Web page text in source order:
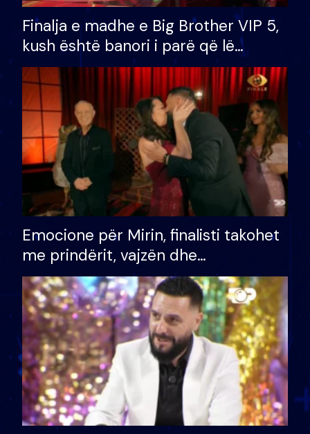
Finalja e madhe e Big Brother VIP 5,
kush është banori i parë që lë
shtëpinë dhe humb mundësinë për
të fituar çmimin e madh
Emocione për Mirin, finalisti takohet
me prindërit, vajzën dhe
bashkëshorten: S’kemi ndonjë letër
divorci apo jo?